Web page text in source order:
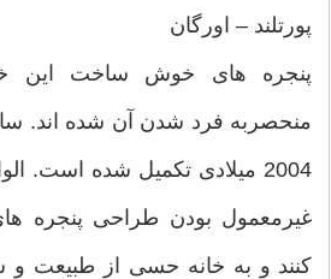
پورتلند – اورگان
پنجره های خوش ساخت این
منحصربه فرد شدن آن شده اند.
2004 میلادی تکمیل شده است.
غیرمعمول بودن طراحی پنجره
کنند و به خانه حسی از طبیعت